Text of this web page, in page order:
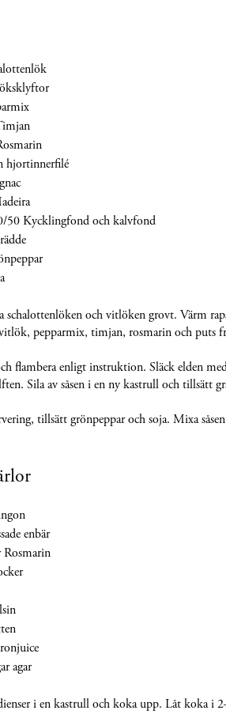
hjortinnerfilé
50 Kycklingfond och kalvfond
schalottenlöken och vitlöken grovt. Värm
pepparmix, timjan, rosmarin och puts
flambera enligt instruktion. Släck elden
Sila av såsen i en ny kastrull och tillsätt
tillsätt grönpeppar och soja. Mixa
enbär
agar
i en kastrull och koka upp. Låt koka i